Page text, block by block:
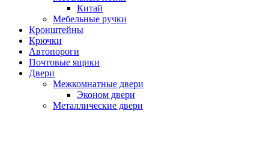
Китай
Мебельные ручки
Кронштейны
Крючки
Автопороги
Почтовые ящики
Двери
Межкомнатные двери
Эконом двери
Металлические двери